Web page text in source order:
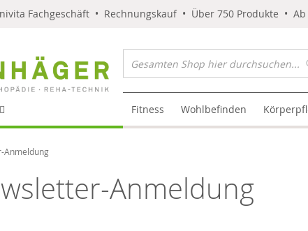
Fachgeschäft • Rechnungskauf • Über 750 Produkte •
Fitness Wohlbefinden
Anmeldung
Anmeldung